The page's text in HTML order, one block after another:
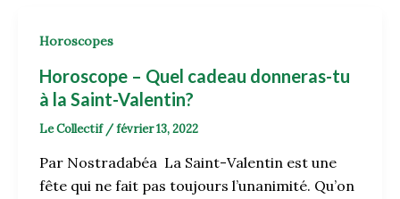
Horoscopes
Horoscope – Quel cadeau donneras-tu
à la Saint-Valentin?
Le Collectif /février 13, 2022
Par Nostradabéa La Saint-Valentin est une
fête qui ne fait pas toujours l’unanimité. Qu’on